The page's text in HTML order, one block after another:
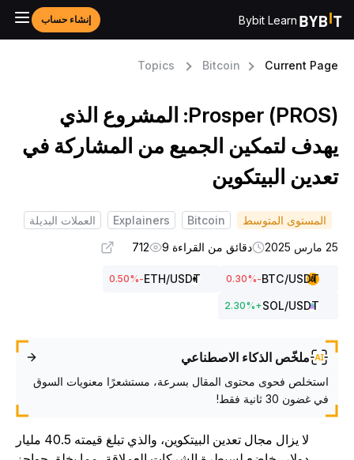
Bybit Learn إنشاء حساب
Topics Bitcoin Current
Prosper (PROS): المشروع الذي
لتمكين الجميع من المشاركة في
البيتكوين
المستوى المتوسط Bitcoin
Explainers
العملات البديلة
دقائق من القراءة 9 712
BTC/USDT
-0.30
%
ETH/USDT
-0.50
%
SOL/USDT
+
2.30%
ملخّص الذكاء الاصطناعي
استخلص فحوى محتوى المقال بسرعة، مستشعرًا معنويات السوق
في غضون 30 ثانية فقط!
لا يزال مجال تعدين البيتكوين، والذي تبلغ قيمته 40.5 مليار